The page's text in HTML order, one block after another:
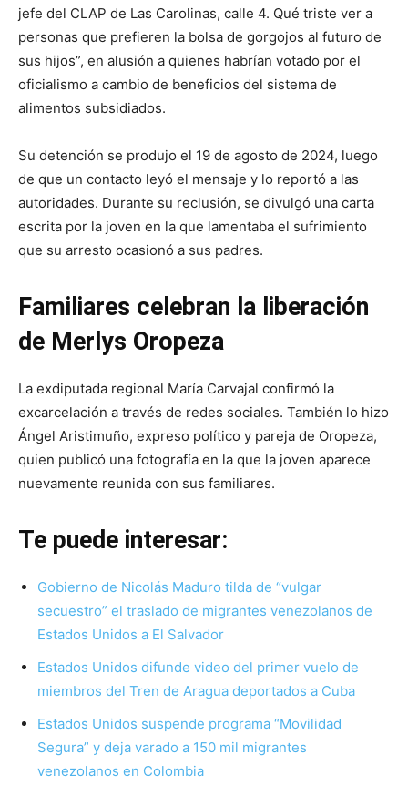
jefe del CLAP de Las Carolinas, calle 4. Qué triste ver a
personas que prefieren la bolsa de gorgojos al futuro de
sus hijos”, en alusión a quienes habrían votado por el
oficialismo a cambio de beneficios del sistema de
alimentos subsidiados.
Su detención se produjo el 19 de agosto de 2024, luego
de que un contacto leyó el mensaje y lo reportó a las
autoridades. Durante su reclusión, se divulgó una carta
escrita por la joven en la que lamentaba el sufrimiento
que su arresto ocasionó a sus padres.
Familiares celebran la liberación
de Merlys Oropeza
La exdiputada regional María Carvajal confirmó la
excarcelación a través de redes sociales. También lo hizo
Ángel Aristimuño, expreso político y pareja de Oropeza,
quien publicó una fotografía en la que la joven aparece
nuevamente reunida con sus familiares.
Te puede interesar:
Gobierno de Nicolás Maduro tilda de “vulgar
secuestro” el traslado de migrantes venezolanos de
Estados Unidos a El Salvador
Estados Unidos difunde video del primer vuelo de
miembros del Tren de Aragua deportados a Cuba
Estados Unidos suspende programa “Movilidad
Segura” y deja varado a 150 mil migrantes
venezolanos en Colombia